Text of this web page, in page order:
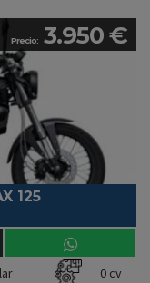
Precio: 3.950 €
125
0 cv